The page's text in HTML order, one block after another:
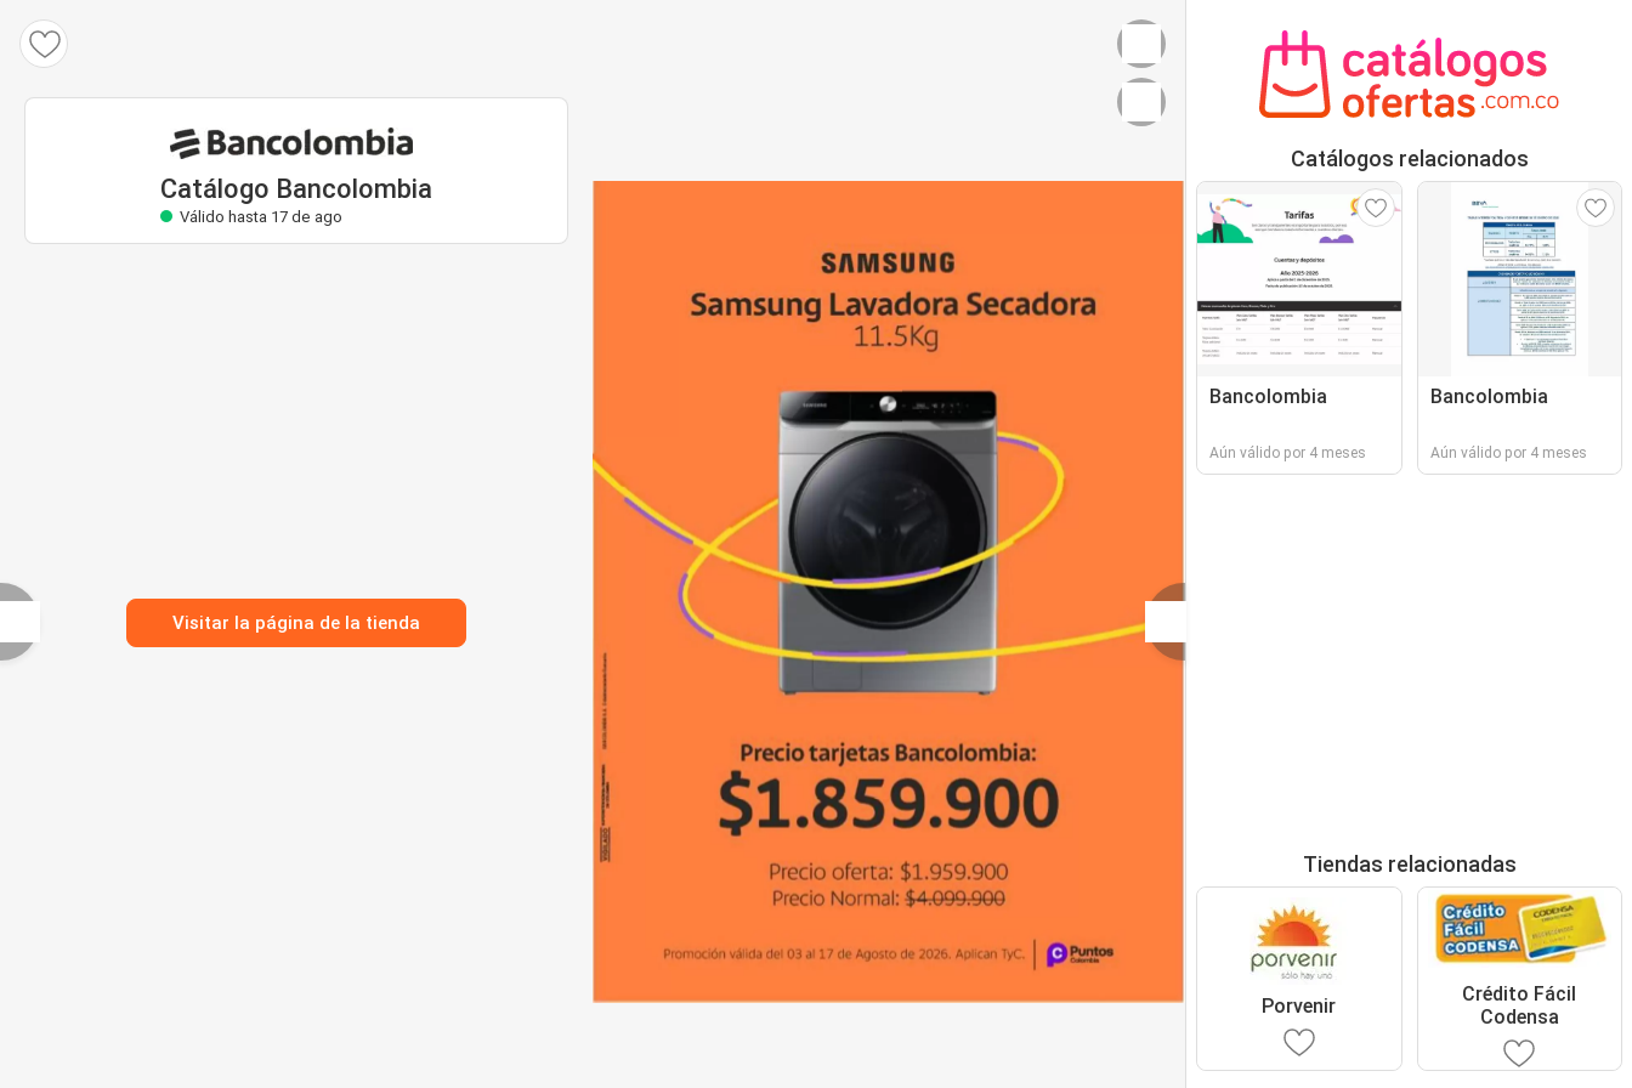
Catálogo Bancolombia
Válido hasta 17 de ago
Visitar la página de la tienda
Catálogos relacionados
Bancolombia
Aún válido por 4 meses
Bancolombia
Aún válido por 4 meses
Tiendas relacionadas
Porvenir
Crédito Fácil
Codensa